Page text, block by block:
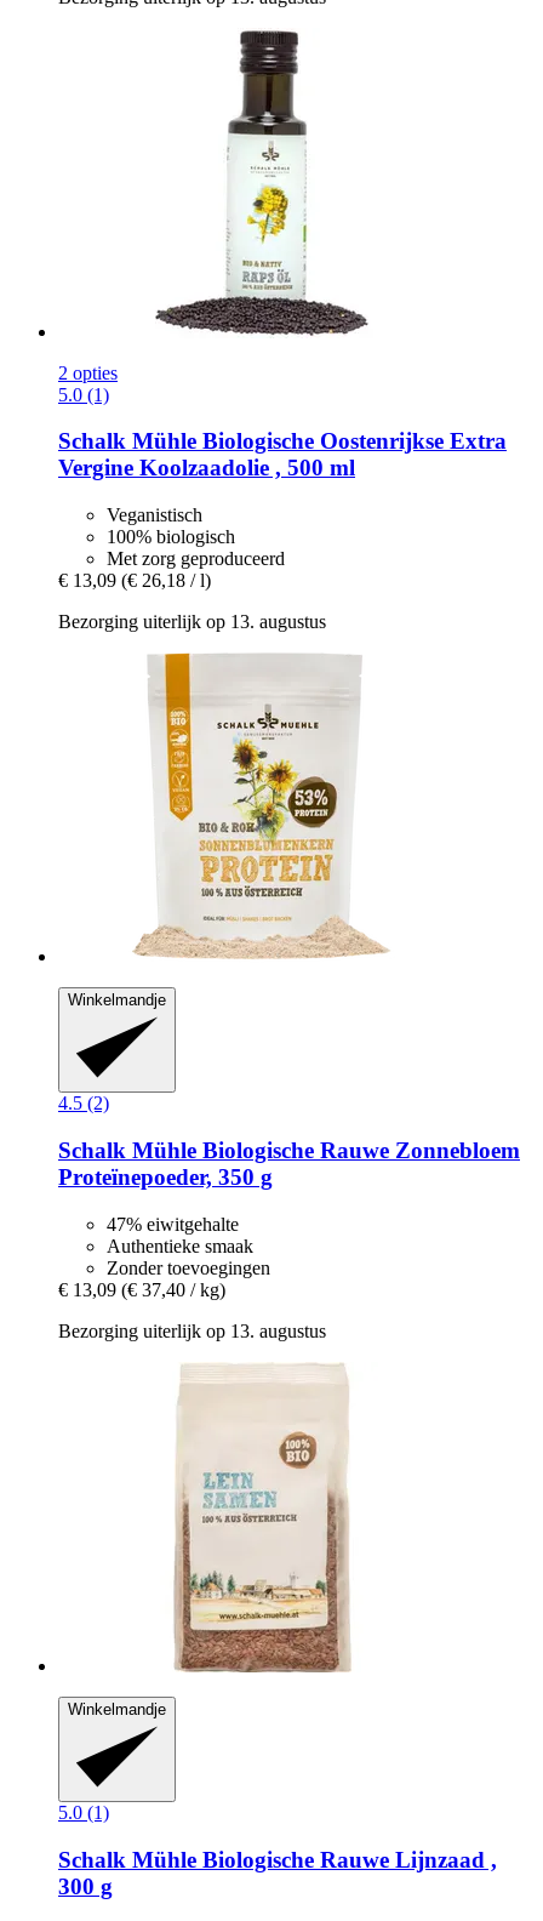
2 opties
5.0 (1)
Schalk Mühle Biologische Oostenrijkse Extra
Vergine Koolzaadolie , 500 ml
Veganistisch
100% biologisch
Met zorg geproduceerd
€ 13,09 (€ 26,18 / l)
Bezorging uiterlijk op 13. augustus
Winkelmandje
4.5 (2)
Schalk Mühle Biologische Rauwe Zonnebloem
Proteïnepoeder, 350 g
47% eiwitgehalte
Authentieke smaak
Zonder toevoegingen
€ 13,09 (€ 37,40 / kg)
Bezorging uiterlijk op 13. augustus
Winkelmandje
5.0 (1)
Schalk Mühle Biologische Rauwe Lijnzaad ,
300 g